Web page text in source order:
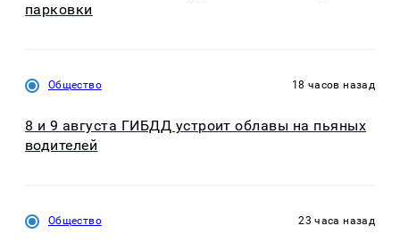
парковки
Общество 18 часов назад
8 и 9 августа ГИБДД устроит облавы на пьяных
водителей
Общество 23 часа назад